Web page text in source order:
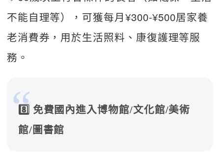
不能自理等），可獲每月¥300-¥500居家養
老消費券，用於生活照料、康復護理等服
務。
8️⃣ 免費國內進入博物館/文化館/美術
館/圖書館